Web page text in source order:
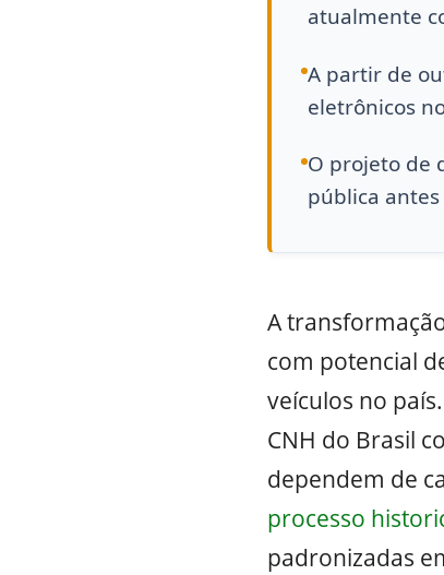
atualmente
A partir de
eletrônicos
O projeto de
pública
A
com potencial
veículos no
CNH do Brasil
dependem de
processo
padronizadas